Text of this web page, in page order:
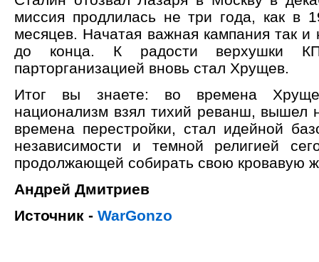
миссия продлилась не три года, как в
месяцев. Начатая важная кампания так
до конца. К радости верхушки
парторганизацией вновь стал Хрущев.
Итог вы знаете: во времена
национализм взял тихий реванш, вышел
времена перестройки, стал идейной
независимости и темной религией
продолжающей собирать свою кровавую
Андрей Дмитриев
Источник - WarGonzo